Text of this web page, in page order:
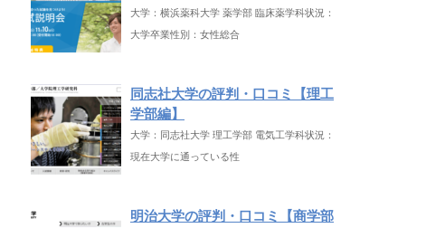
大学：横浜薬科大学 薬学部 臨床薬学科状況：
大学卒業性別：女性総合
同志社大学の評判・口コミ【理工
学部編】
大学：同志社大学 理工学部 電気工学科状況：
現在大学に通っている性
明治大学の評判・口コミ【商学部